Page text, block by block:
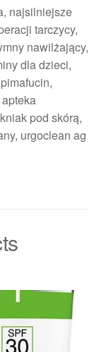
najsilniejsze
tarczycy,
nawilżający,
dla dzieci,
pod skórą,
urgoclean ag